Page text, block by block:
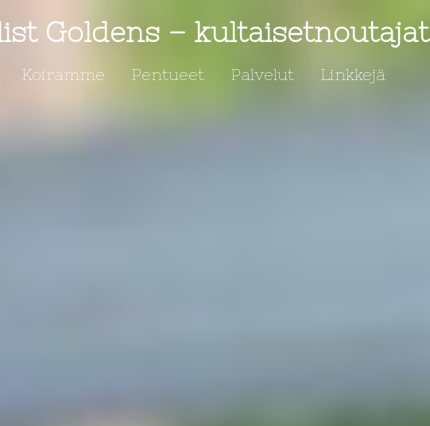
Goldens – kultaisetnoutajat
Koiramme Pentueet Palvelut Linkkejä